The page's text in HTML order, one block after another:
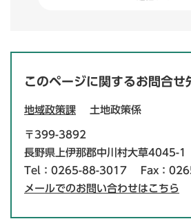
このページに関するお問合せ
地域政策課 土地政策係
〒399-3892
長野県上伊那郡中川村大草4045-1
Tel：0265-88-3017
Fax：
メールでのお問い合わせはこちら